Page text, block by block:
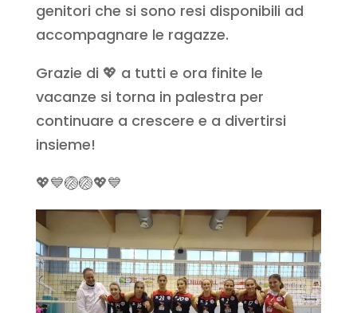
genitori che si sono resi disponibili ad
accompagnare le ragazze.
Grazie di 💖 a tutti e ora finite le
vacanze si torna in palestra per
continuare a crescere e a divertirsi
insieme!
💖💙🏐🏐💖💙